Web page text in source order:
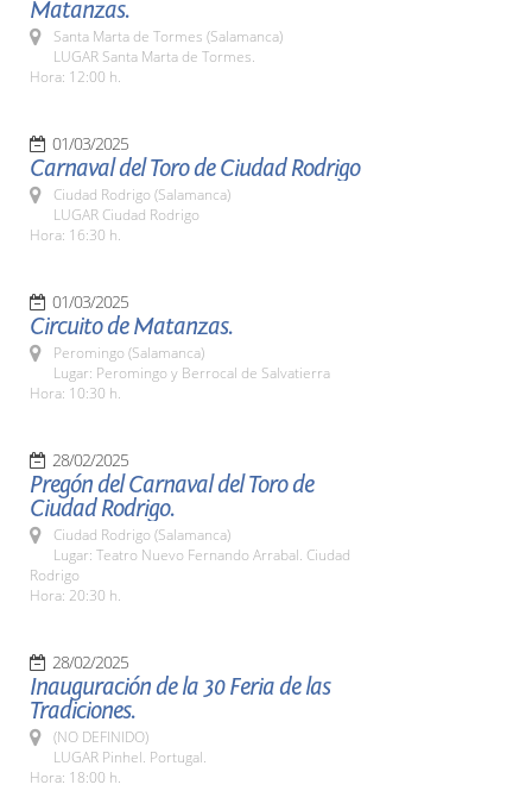
Matanzas.
Santa Marta de Tormes (Salamanca)
LUGAR Santa Marta de Tormes.
Hora: 12:00 h.
01/03/2025
Carnaval del Toro de Ciudad Rodrigo
Ciudad Rodrigo (Salamanca)
LUGAR Ciudad Rodrigo
Hora: 16:30 h.
01/03/2025
Circuito de Matanzas.
Peromingo (Salamanca)
Lugar: Peromingo y Berrocal de Salvatierra
Hora: 10:30 h.
28/02/2025
Pregón del Carnaval del Toro de
Ciudad Rodrigo.
Ciudad Rodrigo (Salamanca)
Lugar: Teatro Nuevo Fernando Arrabal. Ciudad
Rodrigo
Hora: 20:30 h.
28/02/2025
Inauguración de la 30 Feria de las
Tradiciones.
(NO DEFINIDO)
LUGAR Pinhel. Portugal.
Hora: 18:00 h.